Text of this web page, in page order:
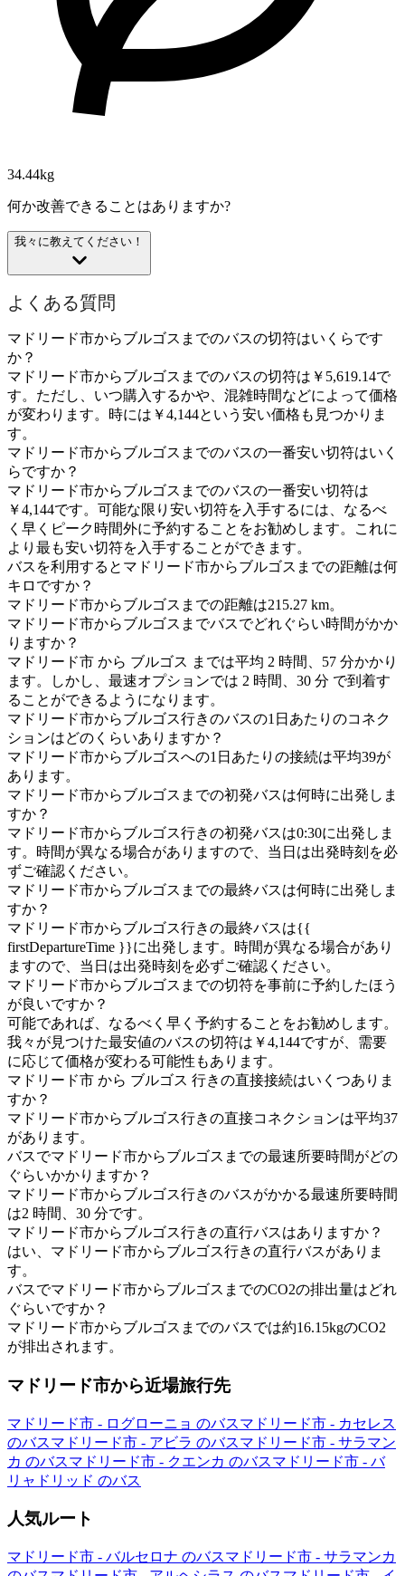
34.44kg
何か改善できることはありますか?
我々に教えてください！
よくある質問
マドリード市からブルゴスまでのバスの切符はいくらです
か？
マドリード市からブルゴスまでのバスの切符は￥5,619.14で
す。ただし、いつ購入するかや、混雑時間などによって価格
が変わります。時には￥4,144という安い価格も見つかりま
す。
マドリード市からブルゴスまでのバスの一番安い切符はいく
らですか？
マドリード市からブルゴスまでのバスの一番安い切符は
￥4,144です。可能な限り安い切符を入手するには、なるべ
く早くピーク時間外に予約することをお勧めします。これに
より最も安い切符を入手することができます。
バスを利用するとマドリード市からブルゴスまでの距離は何
キロですか？
マドリード市からブルゴスまでの距離は215.27 km。
マドリード市からブルゴスまでバスでどれぐらい時間がかか
りますか？
マドリード市 から ブルゴス までは平均 2 時間、57 分かかり
ます。しかし、最速オプションでは 2 時間、30 分 で到着す
ることができるようになります。
マドリード市からブルゴス行きのバスの1日あたりのコネク
ションはどのくらいありますか？
マドリード市からブルゴスへの1日あたりの接続は平均39が
あります。
マドリード市からブルゴスまでの初発バスは何時に出発しま
すか？
マドリード市からブルゴス行きの初発バスは0:30に出発しま
す。時間が異なる場合がありますので、当日は出発時刻を必
ずご確認ください。
マドリード市からブルゴスまでの最終バスは何時に出発しま
すか？
マドリード市からブルゴス行きの最終バスは{{
firstDepartureTime }}に出発します。時間が異なる場合があり
ますので、当日は出発時刻を必ずご確認ください。
マドリード市からブルゴスまでの切符を事前に予約したほう
が良いですか？
可能であれば、なるべく早く予約することをお勧めします。
我々が見つけた最安値のバスの切符は￥4,144ですが、需要
に応じて価格が変わる可能性もあります。
マドリード市 から ブルゴス 行きの直接接続はいくつありま
すか？
マドリード市からブルゴス行きの直接コネクションは平均37
があります。
バスでマドリード市からブルゴスまでの最速所要時間がどの
ぐらいかかりますか？
マドリード市からブルゴス行きのバスがかかる最速所要時間
は2 時間、30 分です。
マドリード市からブルゴス行きの直行バスはありますか？
はい、マドリード市からブルゴス行きの直行バスがありま
す。
バスでマドリード市からブルゴスまでのCO2の排出量はどれ
ぐらいですか？
マドリード市からブルゴスまでのバスでは約16.15kgのCO2
が排出されます。
マドリード市から近場旅行先
マドリード市 - ログローニョ のバスマドリード市 - カセレス
のバスマドリード市 - アビラ のバスマドリード市 - サラマン
カ のバスマドリード市 - クエンカ のバスマドリード市 - バ
リャドリッド のバス
人気ルート
マドリード市 - バルセロナ のバスマドリード市 - サラマンカ